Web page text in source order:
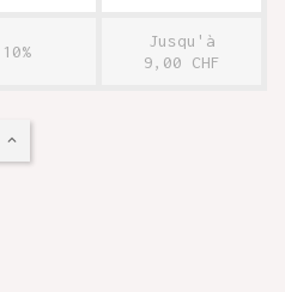
10%
Jusqu'à
9,00 CHF